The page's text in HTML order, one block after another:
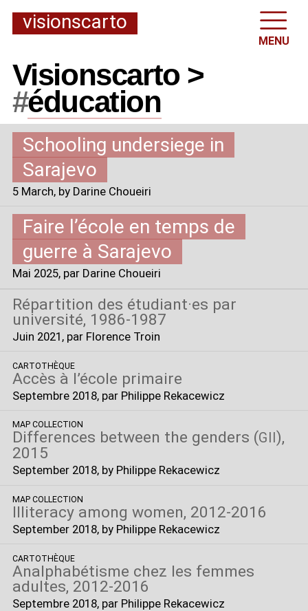
visionscarto
MENU
Visionscarto >
#éducation
Schooling undersiege in
Sarajevo
5 March, by Darine Choueiri
Faire l’école en temps de
guerre à Sarajevo
Mai 2025, par Darine Choueiri
Répartition des étudiant·es par
université, 1986-1987
Juin 2021 , par Florence Troin
CARTOTHÈQUE
Accès à l’école primaire
Septembre 2018, par Philippe Rekacewicz
MAP COLLECTION
Differences between the genders (GII ),
2015
September 2018, by Philippe Rekacewicz
MAP COLLECTION
Illiteracy among women, 2012-2016
September 2018, by Philippe Rekacewicz
CARTOTHÈQUE
Analphabétisme chez les femmes
adultes, 2012-2016
Septembre 2018, par Philippe Rekacewicz